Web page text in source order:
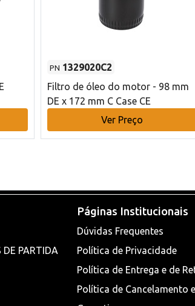
PN 1329020C2
Filtro de óleo do motor - 98 mm
DE x 172 mm C Case CE
Ver Preço
DE PARTIDA
Páginas Institucionais
Dúvidas Frequentes
Política de Privacidade
Política de Entrega e de
Política de Cancelamento